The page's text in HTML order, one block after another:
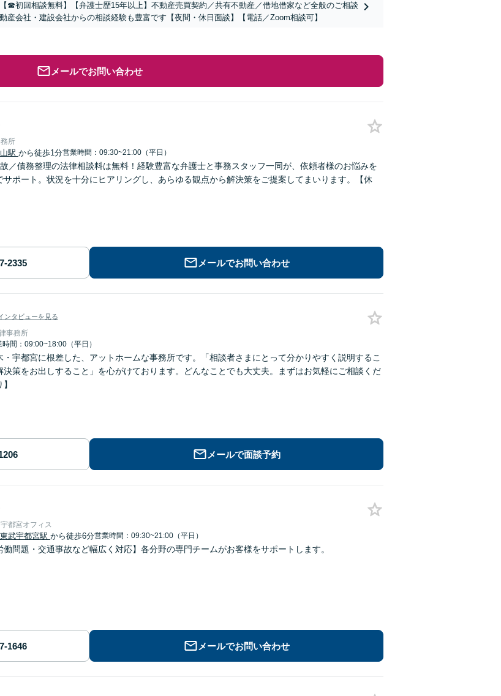
【☎︎初回相談無料】【弁護士歴15年以上】不動産売買契約／共有不動産／借地借家など全般のご相談
産会社・建設会社からの相談経験も豊富です【夜間・休日面談】【電話／Zoom相談可】
メールでお問い合わせ
所
駅 から徒歩1分営業時間：09:30~21:00（平日）
故／債務整理の法律相談料は無料！経験豊富な弁護士と事務スタッフ一同が、依頼者様のお悩みを
サポート。状況を十分にヒアリングし、あらゆる観点から解決策をご提案してまいります。【休
メールでお問い合わせ
ンタビューを見る
事務所
時間：09:00~18:00（平日）
・宇都宮に根差した、アットホームな事務所です。「相談者さまにとって分かりやすく説明するこ
決策をお出しすること」を心がけております。どんなことでも大丈夫。まずはお気軽にご相談くだ
メールで面談予約
都宮オフィス
東武宇都宮駅 から徒歩6分営業時間：09:30~21:00（平日）
働問題・交通事故など幅広く対応】各分野の専門チームがお客様をサポートします。
メールでお問い合わせ